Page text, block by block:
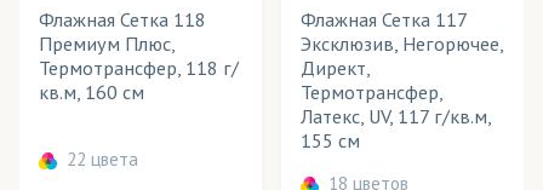
Флажная Сетка 118
Премиум Плюс,
Термотрансфер, 118 г/
кв.м, 160 см
22 цвета
Флажная Сетка 117
Эксклюзив, Негорючее,
Директ,
Термотрансфер,
Латекс, UV, 117 г/кв.м,
155 см
18 цветов